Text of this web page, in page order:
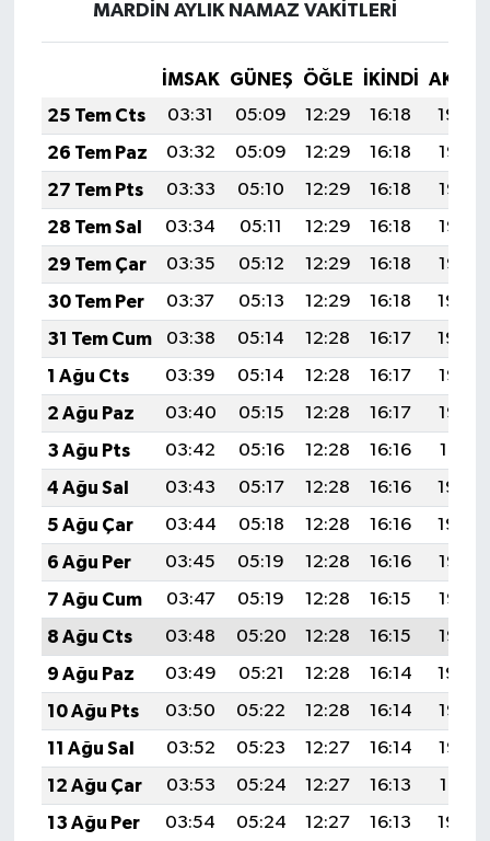
MARDİN AYLIK NAMAZ VAKITLERI
İMSAK GÜNEŞ ÖĞLE İKINDI
25 Tem Cts
03:31 05:09 12:29 16:18
19:39
26 Tem Paz
03:32 05:09 12:29 16:18
19:38
27 Tem Pts
03:33 05:10 12:29 16:18
19:37
28 Tem Sal
03:34 05:11 12:29 16:18
19:36
29 Tem Çar
03:35 05:12 12:29 16:18
19:35
30 Tem Per
03:37 05:13 12:29 16:18
19:34
31 Tem Cum
03:38 05:14 12:28 16:17
19:34
1 Ağu Cts
03:39 05:14 12:28 16:17
19:33
2 Ağu Paz
03:40 05:15 12:28 16:17
19:32
3 Ağu Pts
03:42 05:16 12:28 16:16
19:31
4 Ağu Sal
03:43 05:17 12:28 16:16
19:30
5 Ağu Çar
03:44 05:18 12:28 16:16
19:29
6 Ağu Per
03:45 05:19 12:28 16:16
19:28
7 Ağu Cum
03:47 05:19 12:28 16:15
19:27
8 Ağu Cts
03:48 05:20 12:28 16:15
19:25
9 Ağu Paz
03:49 05:21 12:28 16:14
19:24
10 Ağu Pts
03:50 05:22 12:28 16:14
19:23
11 Ağu Sal
03:52 05:23 12:27 16:14
19:22
12 Ağu Çar
03:53 05:24 12:27 16:13
19:21
13 Ağu Per
03:54 05:24 12:27 16:13
19:20